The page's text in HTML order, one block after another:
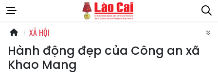
XÃ HỘI
Hành động đẹp của Công an xã
Khao Mang